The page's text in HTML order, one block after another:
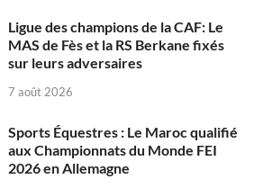
Ligue des champions de la CAF: Le
MAS de Fès et la RS Berkane fixés
sur leurs adversaires
7 août 2026
Sports Équestres : Le Maroc qualifié
aux Championnats du Monde FEI
2026 en Allemagne